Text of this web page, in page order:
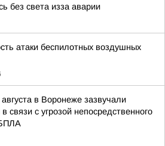
без света изза аварии
атаки беспилотных воздушных
в Воронеже зазвучали
связи с угрозой непосредственного